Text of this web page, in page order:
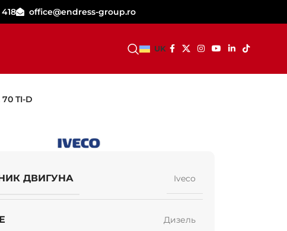
office@endress-group.ro
UK
TI-D
ДВИГУНА Iveco
Дизель